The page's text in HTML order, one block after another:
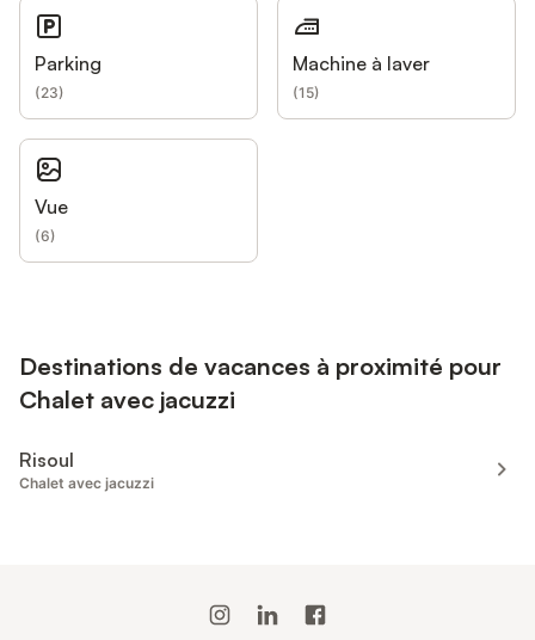
Parking
(23)
Machine à laver
(15)
Vue
(6)
Destinations de vacances à proximité pour
Chalet avec jacuzzi
Risoul
Chalet avec jacuzzi